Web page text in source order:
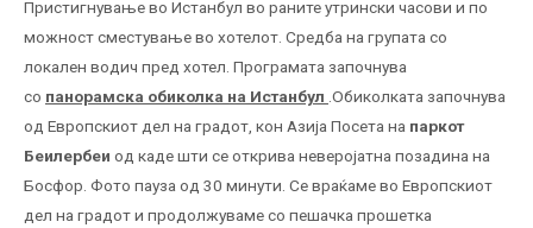
Пристигнување во Истанбул во раните утрински часови и по
можност сместување во хотелот. Средба на групата со
локален водич пред хотел. Програмата започнува
со панорамска обиколка на Истанбул .Обиколката започнува
од Европскиот дел на градот, кон Азија Посета на паркот
Беилербеи од каде шти се открива неверојатна позадина на
Босфор. Фото пауза од 30 минути. Се враќаме во Европскиот
дел на градот и продолжуваме со пешачка прошетка